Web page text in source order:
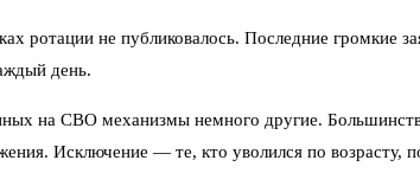
ротации не публиковалось. Последние громкие
день.
на СВО механизмы немного другие.
Исключение — те, кто уволился по возрасту,